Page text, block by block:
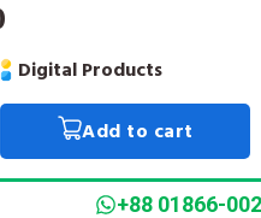
Digital Products
Add to cart
+88 01866-